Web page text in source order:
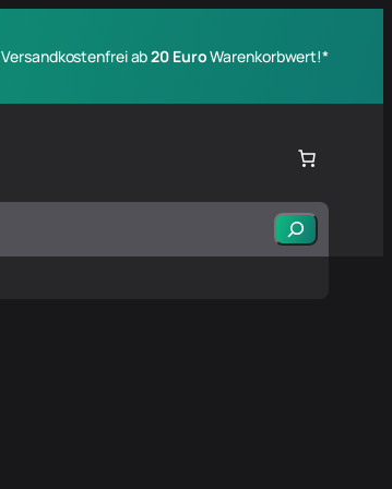
Versandkostenfrei ab20 EuroWarenkorbwert!*
Suchen